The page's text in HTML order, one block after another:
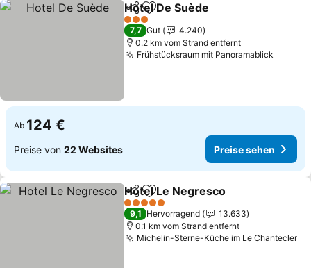
TeilenZu Favoriten hinzufügen
Hotel De Suède
3 Sterne
7,7 Gut
4.240
0.2 km vom Strand entfernt
Frühstücksraum mit Panoramablick
Ab 124 €
Preise von 22 Websites Preise sehen
TeilenZu Favoriten hinzufügen
Hotel Le Negresco
5 Sterne
9,1 Hervorragend
13.633
0.1 km vom Strand entfernt
Michelin-Sterne-Küche im Le Chantecler